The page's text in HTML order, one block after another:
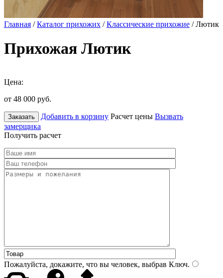
Главная /Каталог прихожих /Классические прихожие / Лютик
Прихожая Лютик
Цена:
от 48 000 руб.
Заказать Добавить в корзину Расчет цены Вызвать
замерщика
Получить расчет
Пожалуйста, докажите, что вы человек, выбрав Ключ.